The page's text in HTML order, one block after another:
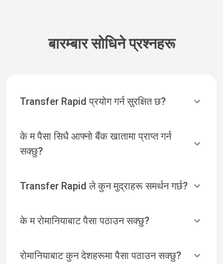
बारम्बार सोधिने प्रश्नहरू
Transfer Rapid प्रयोग गर्न सुरक्षित छ?
के म पैसा सिधै आफ्नो बैंक खातामा प्राप्त गर्न
सक्छु?
Transfer Rapid ले कुन मुद्राहरू समर्थन गर्छ?
के म रोमानियाबाट पैसा पठाउन सक्छु?
रोमानियाबाट कुन देशहरूमा पैसा पठाउन सक्छु?